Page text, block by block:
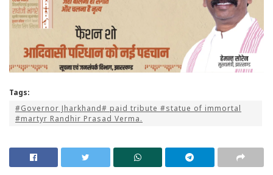
Tags:
#Governor Jharkhand# paid tribute #statue of immortal
#martyr Randhir Prasad Verma.